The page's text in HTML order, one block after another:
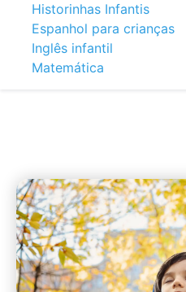
Historinhas Infantis
Espanhol para crianças
Inglês infantil
Matemática